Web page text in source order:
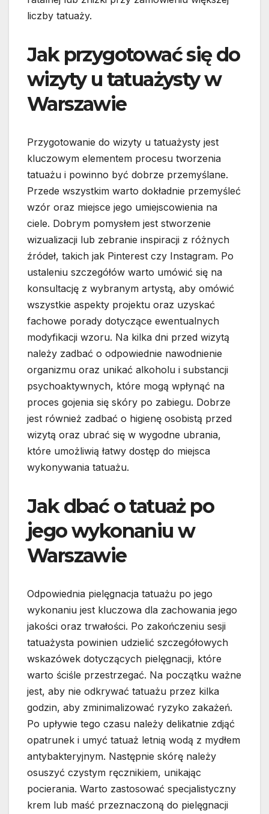
liczby tatuaży.
Jak przygotować się do
wizyty u tatuażysty w
Warszawie
Przygotowanie do wizyty u tatuażysty jest
kluczowym elementem procesu tworzenia
tatuażu i powinno być dobrze przemyślane.
Przede wszystkim warto dokładnie przemyśleć
wzór oraz miejsce jego umiejscowienia na
ciele. Dobrym pomysłem jest stworzenie
wizualizacji lub zebranie inspiracji z różnych
źródeł, takich jak Pinterest czy Instagram. Po
ustaleniu szczegółów warto umówić się na
konsultację z wybranym artystą, aby omówić
wszystkie aspekty projektu oraz uzyskać
fachowe porady dotyczące ewentualnych
modyfikacji wzoru. Na kilka dni przed wizytą
należy zadbać o odpowiednie nawodnienie
organizmu oraz unikać alkoholu i substancji
psychoaktywnych, które mogą wpłynąć na
proces gojenia się skóry po zabiegu. Dobrze
jest również zadbać o higienę osobistą przed
wizytą oraz ubrać się w wygodne ubrania,
które umożliwią łatwy dostęp do miejsca
wykonywania tatuażu.
Jak dbać o tatuaż po
jego wykonaniu w
Warszawie
Odpowiednia pielęgnacja tatuażu po jego
wykonaniu jest kluczowa dla zachowania jego
jakości oraz trwałości. Po zakończeniu sesji
tatuażysta powinien udzielić szczegółowych
wskazówek dotyczących pielęgnacji, które
warto ściśle przestrzegać. Na początku ważne
jest, aby nie odkrywać tatuażu przez kilka
godzin, aby zminimalizować ryzyko zakażeń.
Po upływie tego czasu należy delikatnie zdjąć
opatrunek i umyć tatuaż letnią wodą z mydłem
antybakteryjnym. Następnie skórę należy
osuszyć czystym ręcznikiem, unikając
pocierania. Warto zastosować specjalistyczny
krem lub maść przeznaczoną do pielęgnacji